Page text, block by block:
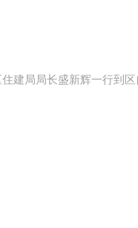
建局局长盛新辉一行到